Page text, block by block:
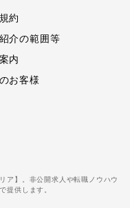
約
介の範囲等
内
お客様
ア】。非公開求人や転職ノウハウ
提供します。